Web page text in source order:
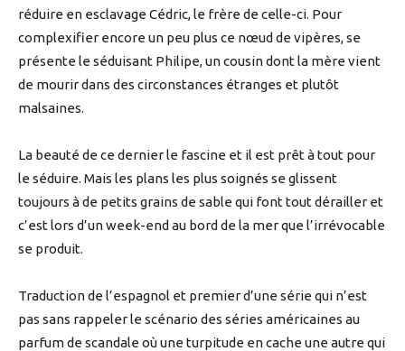
réduire en esclavage Cédric, le frère de celle-ci. Pour
complexifier encore un peu plus ce nœud de vipères, se
présente le séduisant Philipe, un cousin dont la mère vient
de mourir dans des circonstances étranges et plutôt
malsaines.
La beauté de ce dernier le fascine et il est prêt à tout pour
le séduire. Mais les plans les plus soignés se glissent
toujours à de petits grains de sable qui font tout dérailler et
c’est lors d’un week-end au bord de la mer que l’irrévocable
se produit.
Traduction de l’espagnol et premier d’une série qui n’est
pas sans rappeler le scénario des séries américaines au
parfum de scandale où une turpitude en cache une autre qui